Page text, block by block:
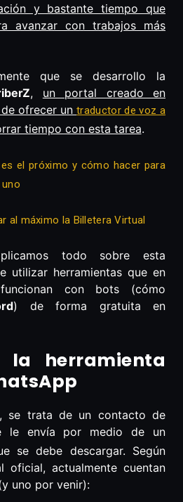
y bastante tiempo que
avanzar con trabajos más
que se desarrollo la
, un portal creado en
ofrecer untraductor de voz a
tiempo con esta tarea.
el próximo y cómo hacer para
al máximo la Billetera Virtual
todo sobre esta
utilizar herramientas que en
con bots (cómo
) de forma gratuita en
la herramienta
se trata de un contacto de
le envía por medio de un
se debe descargar. Según
oficial, actualmente cuentan
uno por venir):